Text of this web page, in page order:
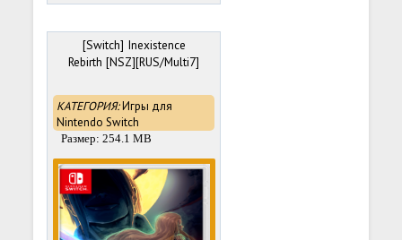
[Switch] Inexistence
Rebirth [NSZ][RUS/Multi7]
КАТЕГОРИЯ:Игры для
Nintendo Switch
Размер: 254.1 MB